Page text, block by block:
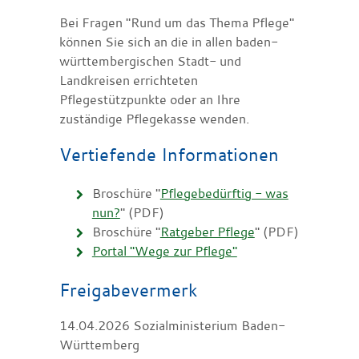
Bei Fragen "Rund um das Thema Pflege"
können Sie sich an die in allen baden-
württembergischen Stadt- und
Landkreisen errichteten
Pflegestützpunkte oder an Ihre
zuständige Pflegekasse wenden.
Vertiefende Informationen
Broschüre "Pflegebedürftig - was
nun?" (PDF)
Broschüre "Ratgeber Pflege" (PDF)
Portal "Wege zur Pflege"
Freigabevermerk
14.04.2026 Sozialministerium Baden-
Württemberg